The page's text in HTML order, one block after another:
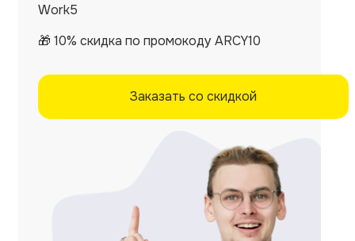
Work5
🎁 10% скидка по промокоду ARCY10
Заказать со скидкой